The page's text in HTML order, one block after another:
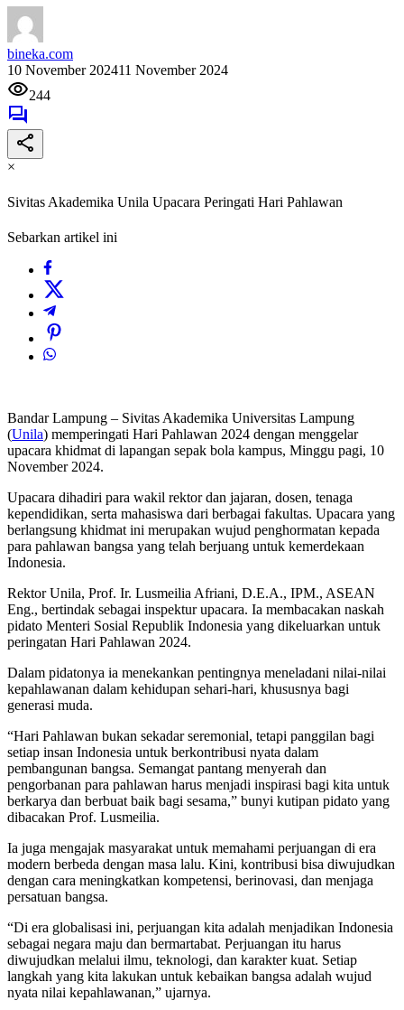
bineka.com
10 November 202411 November 2024
244
×
Sivitas Akademika Unila Upacara Peringati Hari Pahlawan
Sebarkan artikel ini
Bandar Lampung – Sivitas Akademika Universitas Lampung
(Unila) memperingati Hari Pahlawan 2024 dengan menggelar
upacara khidmat di lapangan sepak bola kampus, Minggu pagi, 10
November 2024.
Upacara dihadiri para wakil rektor dan jajaran, dosen, tenaga
kependidikan, serta mahasiswa dari berbagai fakultas. Upacara yang
berlangsung khidmat ini merupakan wujud penghormatan kepada
para pahlawan bangsa yang telah berjuang untuk kemerdekaan
Indonesia.
Rektor Unila, Prof. Ir. Lusmeilia Afriani, D.E.A., IPM., ASEAN
Eng., bertindak sebagai inspektur upacara. Ia membacakan naskah
pidato Menteri Sosial Republik Indonesia yang dikeluarkan untuk
peringatan Hari Pahlawan 2024.
Dalam pidatonya ia menekankan pentingnya meneladani nilai-nilai
kepahlawanan dalam kehidupan sehari-hari, khususnya bagi
generasi muda.
“Hari Pahlawan bukan sekadar seremonial, tetapi panggilan bagi
setiap insan Indonesia untuk berkontribusi nyata dalam
pembangunan bangsa. Semangat pantang menyerah dan
pengorbanan para pahlawan harus menjadi inspirasi bagi kita untuk
berkarya dan berbuat baik bagi sesama,” bunyi kutipan pidato yang
dibacakan Prof. Lusmeilia.
Ia juga mengajak masyarakat untuk memahami perjuangan di era
modern berbeda dengan masa lalu. Kini, kontribusi bisa diwujudkan
dengan cara meningkatkan kompetensi, berinovasi, dan menjaga
persatuan bangsa.
“Di era globalisasi ini, perjuangan kita adalah menjadikan Indonesia
sebagai negara maju dan bermartabat. Perjuangan itu harus
diwujudkan melalui ilmu, teknologi, dan karakter kuat. Setiap
langkah yang kita lakukan untuk kebaikan bangsa adalah wujud
nyata nilai kepahlawanan,” ujarnya.